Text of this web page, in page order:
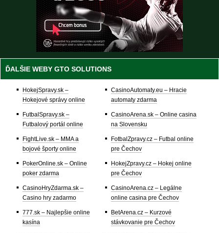
ĎALŠIE WEBY GTO SOLUTIONS
HokejSpravy.sk –
Hokejové správy online
FutbalSpravy.sk –
Futbalový portál online
FightLive.sk – MMA a
bojové športy online
PokerOnline.sk – Online
poker zdarma
CasinoHryZdarma.sk –
Casino hry zadarmo
777.sk – Najlepšie online
kasína
CasinoAutomaty.eu – Hracie
automaty zdarma
CasinoArena.sk – Online casina
na Slovensku
FotbalZpravy.cz – Futbal online
pre Čechov
HokejZpravy.cz – Hokej online
pre Čechov
CasinoArena.cz – Legálne
online casina pre Čechov
BetArena.cz – Kurzové
stávkovanie pre Čechov